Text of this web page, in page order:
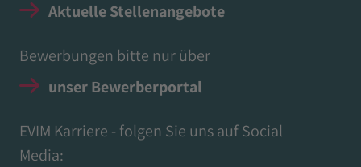
Aktuelle Stellenangebote
Bewerbungen bitte nur über
unser Bewerberportal
EVIM Karriere - folgen Sie uns auf Social
Media: